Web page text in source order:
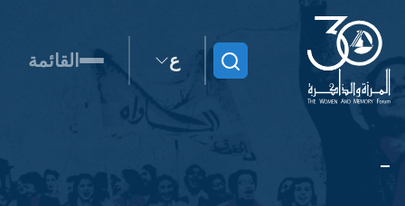
ابحث ع القائمة